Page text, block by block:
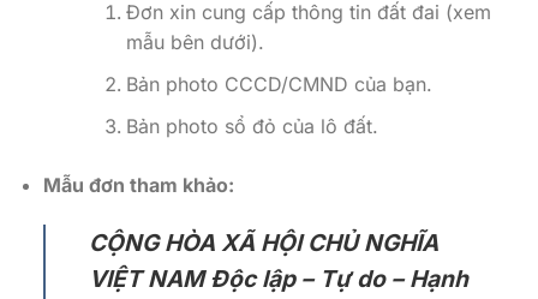
Đơn xin cung cấp thông tin đất đai (xem
mẫu bên dưới).
Bản photo CCCD/CMND của bạn.
Bản photo sổ đỏ của lô đất.
Mẫu đơn tham khảo:
CỘNG HÒA XÃ HỘI CHỦ NGHĨA
VIỆT NAM Độc lập – Tự do – Hạnh